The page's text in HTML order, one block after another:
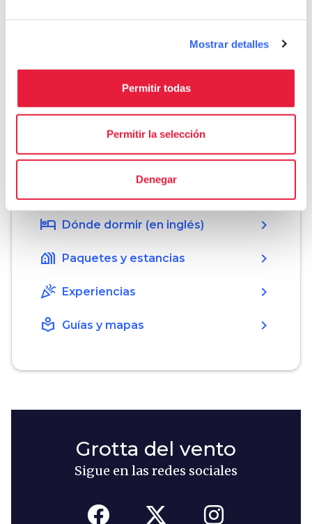
Mostrar detalles
Permitir todas
Permitir la selección
Denegar
Località Grotta del Vento, 1, 55020
Vergemoli LU, Italy
language Pagina web
http://www.grottadelvento.com
hotel Dónde dormir (en inglés) chevron_right
holiday_village Paquetes y estancias chevron_right
celebration Experiencias chevron_right
local_library Guías y mapas chevron_right
Grotta del vento
Sigue en las redes sociales